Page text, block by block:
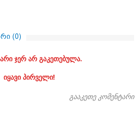
(0)
ჯერ არ გაკეთებულა.
იყავი პირველი!
გააკეთე კომენტარი